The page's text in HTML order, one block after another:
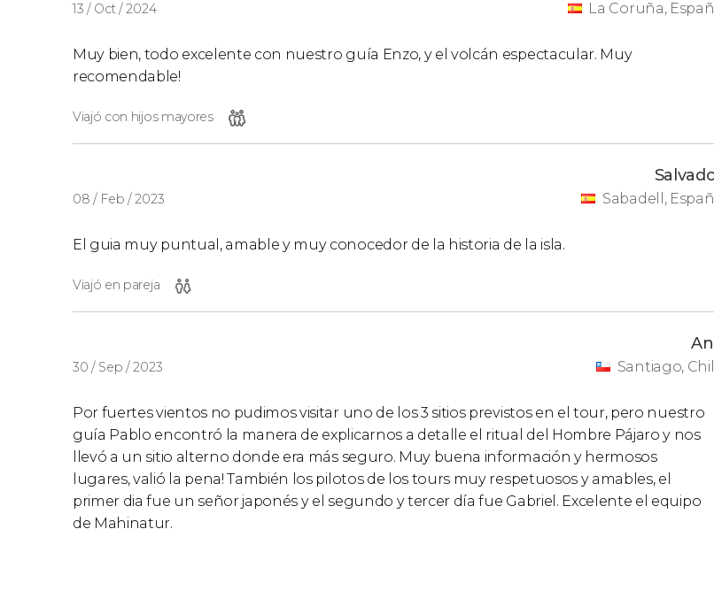
13 / Oct / 2024 La Coruña,
Muy bien, todo excelente con nuestro guía Enzo, y el volcán espectacular. Muy
recomendable!
Viajó con hijos mayores
08 / Feb / 2023 Sabadell,
El guia muy puntual, amable y muy conocedor de la historia de la isla.
Viajó en pareja
30 / Sep / 2023 Santiago,
Por fuertes vientos no pudimos visitar uno de los 3 sitios previstos en el tour, pero nuestro
guía Pablo encontró la manera de explicarnos a detalle el ritual del Hombre Pájaro y nos
llevó a un sitio alterno donde era más seguro. Muy buena información y hermosos
lugares, valió la pena! También los pilotos de los tours muy respetuosos y amables, el
primer dia fue un señor japonés y el segundo y tercer día fue Gabriel. Excelente el equipo
de Mahinatur.